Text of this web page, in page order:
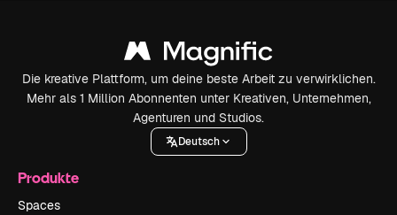
Die kreative Plattform, um deine beste Arbeit zu verwirklichen.
Mehr als 1 Million Abonnenten unter Kreativen, Unternehmen,
Agenturen und Studios.
Deutsch
Produkte
Spaces